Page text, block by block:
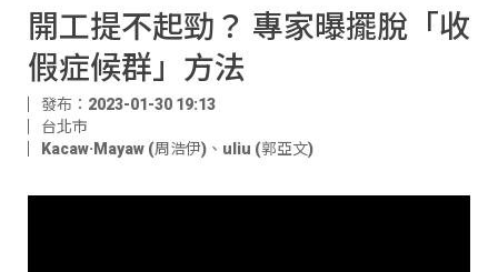
開工提不起勁？ 專家曝擺脫「收
假症候群」方法
發布：2023-01-30 19:13
台北市
Kacaw·Mayaw (周浩伊) 、 uliu (郭亞文)